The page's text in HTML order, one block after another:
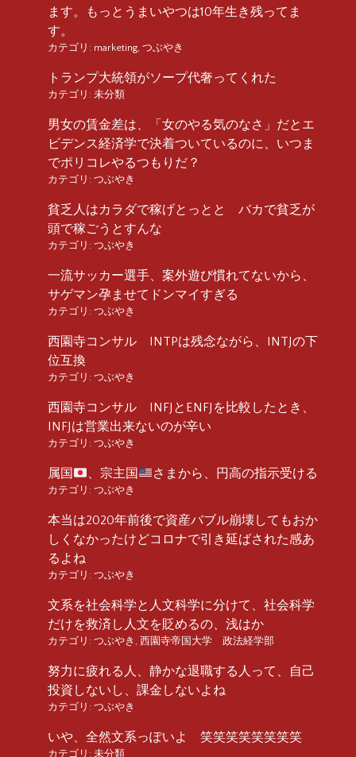
ます。もっとうまいやつは10年生き残ってま
す。
カテゴリ: marketing, つぶやき
トランプ大統領がソープ代奢ってくれた
カテゴリ: 未分類
男女の賃金差は、「女のやる気のなさ」だとエ
ビデンス経済学で決着ついているのに、いつま
でポリコレやるつもりだ？
カテゴリ: つぶやき
貧乏人はカラダで稼げとっとと バカで貧乏が
頭で稼ごうとすんな
カテゴリ: つぶやき
一流サッカー選手、案外遊び慣れてないから、
サゲマン孕ませてドンマイすぎる
カテゴリ: つぶやき
西園寺コンサル INTPは残念ながら、INTJの下
位互換
カテゴリ: つぶやき
西園寺コンサル INFJとENFJを比較したとき、
INFJは営業出来ないのが辛い
カテゴリ: つぶやき
属国 、宗主国 さまから、円高の指示受ける
カテゴリ: つぶやき
本当は2020年前後で資産バブル崩壊してもおか
しくなかったけどコロナで引き延ばされた感あ
るよね
カテゴリ: つぶやき
文系を社会科学と人文科学に分けて、社会科学
だけを救済し人文を貶めるの、浅はか
カテゴリ: つぶやき , 西園寺帝国大学 政法経学部
努力に疲れる人、静かな退職する人って、自己
投資しないし、課金しないよね
カテゴリ: つぶやき
いや、全然文系っぽいよ 笑笑笑笑笑笑笑笑
カテゴリ: 未分類